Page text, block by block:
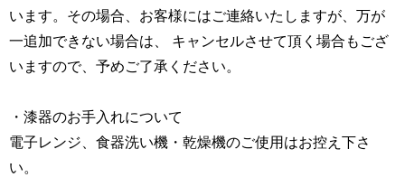
います。その場合、お客様にはご連絡いたしますが、万が
一追加できない場合は、 キャンセルさせて頂く場合もござ
いますので、予めご了承ください。
・漆器のお手入れについて
電子レンジ、食器洗い機・乾燥機のご使用はお控え下さ
い。